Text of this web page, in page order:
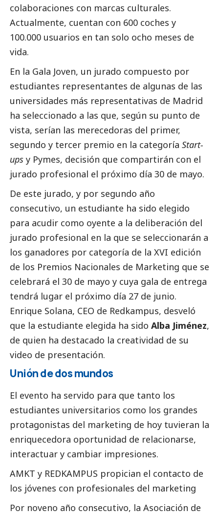
colaboraciones con marcas culturales.
Actualmente, cuentan con 600 coches y
100.000 usuarios en tan solo ocho meses de
vida.
En la Gala Joven, un jurado compuesto por
estudiantes representantes de algunas de las
universidades más representativas de Madrid
ha seleccionado a las que, según su punto de
vista, serían las merecedoras del primer,
segundo y tercer premio en la categoría Start-
ups y Pymes, decisión que compartirán con el
jurado profesional el próximo día 30 de mayo.
De este jurado, y por segundo año
consecutivo, un estudiante ha sido elegido
para acudir como oyente a la deliberación del
jurado profesional en la que se seleccionarán a
los ganadores por categoría de la XVI edición
de los Premios Nacionales de Marketing que se
celebrará el 30 de mayo y cuya gala de entrega
tendrá lugar el próximo día 27 de junio.
Enrique Solana, CEO de Redkampus, desveló
que la estudiante elegida ha sido Alba Jiménez,
de quien ha destacado la creatividad de su
video de presentación.
Unión de dos mundos
El evento ha servido para que tanto los
estudiantes universitarios como los grandes
protagonistas del marketing de hoy tuvieran la
enriquecedora oportunidad de relacionarse,
interactuar y cambiar impresiones.
AMKT y REDKAMPUS propician el contacto de
los jóvenes con profesionales del marketing
Por noveno año consecutivo, la Asociación de